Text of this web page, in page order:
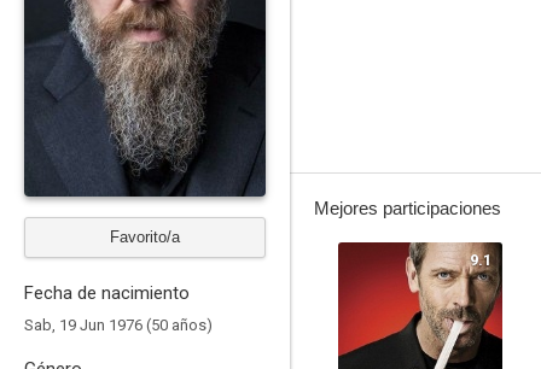
Favorito/a
Fecha de nacimiento
Sab, 19 Jun 1976 (50 años)
Mejores participaciones
9.1